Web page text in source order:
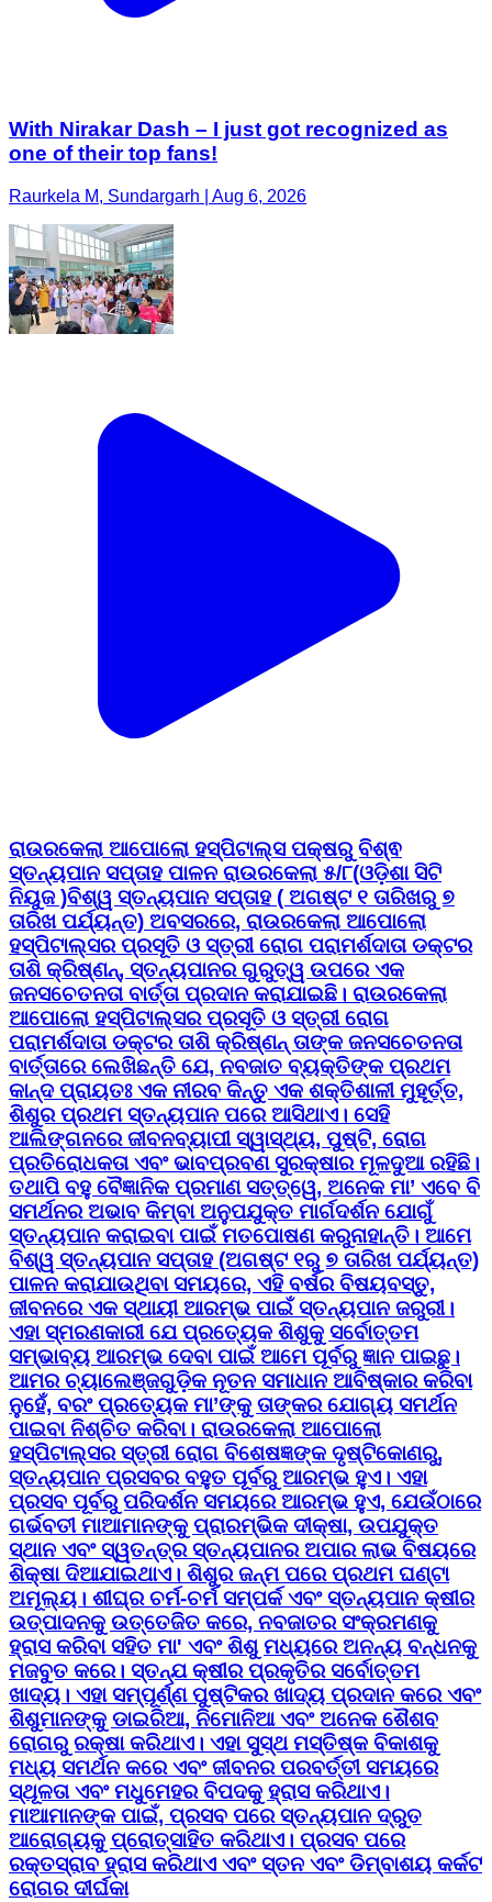
With Nirakar Dash – I just got recognized as
one of their top fans!
Raurkela M, Sundargarh | Aug 6, 2026
ରାଉରକେଲା ଆପୋଲୋ ହସ୍ପିଟାଲ୍ସ ପକ୍ଷରୁ ବିଶ୍ଵ
ସ୍ତନ୍ୟପାନ ସପ୍ତାହ ପାଳନ ରାଉରକେଲା ୫/୮(ଓଡ଼ିଶା ସିଟି
ନିୟୁଜ )ବିଶ୍ୱ ସ୍ତନ୍ୟପାନ ସପ୍ତାହ ( ଅଗଷ୍ଟ ୧ ତାରିଖରୁ ୭
ତାରିଖ ପର୍ଯ୍ୟନ୍ତ) ଅବସରରେ, ରାଉରକେଲା ଆପୋଲୋ
ହସ୍ପିଟାଲ୍ସର ପ୍ରସୂତି ଓ ସ୍ତ୍ରୀ ରୋଗ ପରାମର୍ଶଦାତା ଡକ୍ଟର
ତାଶି କ୍ରିଷ୍ଣନ୍, ସ୍ତନ୍ୟପାନର ଗୁରୁତ୍ୱ ଉପରେ ଏକ
ଜନସଚେତନତା ବାର୍ତ୍ତା ପ୍ରଦାନ କରାଯାଇଛି। ରାଉରକେଲା
ଆପୋଲୋ ହସ୍ପିଟାଲ୍ସର ପ୍ରସୂତି ଓ ସ୍ତ୍ରୀ ରୋଗ
ପରାମର୍ଶଦାତା ଡକ୍ଟର ତାଶି କ୍ରିଷ୍ଣନ୍ ତାଙ୍କ ଜନସଚେତନତା
ବାର୍ତ୍ତାରେ ଲେଖିଛନ୍ତି ଯେ, ନବଜାତ ବ୍ୟକ୍ତିଙ୍କ ପ୍ରଥମ
କାନ୍ଦ ପ୍ରାୟତଃ ଏକ ନୀରବ କିନ୍ତୁ ଏକ ଶକ୍ତିଶାଳୀ ମୁହୂର୍ତ୍ତ,
ଶିଶୁର ପ୍ରଥମ ସ୍ତନ୍ୟପାନ ପରେ ଆସିଥାଏ। ସେହି
ଆଲିଙ୍ଗନରେ ଜୀବନବ୍ୟାପୀ ସ୍ୱାସ୍ଥ୍ୟ, ପୁଷ୍ଟି, ରୋଗ
ପ୍ରତିରୋଧକତା ଏବଂ ଭାବପ୍ରବଣ ସୁରକ୍ଷାର ମୂଳଦୁଆ ରହିଛି।
ତଥାପି ବହୁ ବୈଜ୍ଞାନିକ ପ୍ରମାଣ ସତ୍ତ୍ୱେ, ଅନେକ ମା’ ଏବେ ବି
ସମର୍ଥନର ଅଭାବ କିମ୍ବା ଅନୁପଯୁକ୍ତ ମାର୍ଗଦର୍ଶନ ଯୋଗୁଁ
ସ୍ତନ୍ୟପାନ କରାଇବା ପାଇଁ ମତପୋଷଣ କରୁନାହାନ୍ତି। ଆମେ
ବିଶ୍ୱ ସ୍ତନ୍ୟପାନ ସପ୍ତାହ (ଅଗଷ୍ଟ ୧ରୁ ୭ ତାରିଖ ପର୍ଯ୍ୟନ୍ତ)
ପାଳନ କରାଯାଉଥିବା ସମୟରେ, ଏହି ବର୍ଷର ବିଷୟବସ୍ତୁ,
ଜୀବନରେ ଏକ ସ୍ଥାୟୀ ଆରମ୍ଭ ପାଇଁ ସ୍ତନ୍ୟପାନ ଜରୁରୀ।
ଏହା ସ୍ମରଣକାରୀ ଯେ ପ୍ରତ୍ୟେକ ଶିଶୁକୁ ସର୍ବୋତ୍ତମ
ସମ୍ଭାବ୍ୟ ଆରମ୍ଭ ଦେବା ପାଇଁ ଆମେ ପୂର୍ବରୁ ଜ୍ଞାନ ପାଇଛୁ।
ଆମର ଚ୍ୟାଲେଞ୍ଜଗୁଡ଼ିକ ନୂତନ ସମାଧାନ ଆବିଷ୍କାର କରିବା
ନୁହେଁ, ବରଂ ପ୍ରତ୍ୟେକ ମା’ଙ୍କୁ ତାଙ୍କର ଯୋଗ୍ୟ ସମର୍ଥନ
ପାଇବା ନିଶ୍ଚିତ କରିବା। ରାଉରକେଲା ଆପୋଲୋ
ହସ୍ପିଟାଲ୍ସର ସ୍ତ୍ରୀ ରୋଗ ବିଶେଷଜ୍ଞଙ୍କ ଦୃଷ୍ଟିକୋଣରୁ,
ସ୍ତନ୍ୟପାନ ପ୍ରସବର ବହୁତ ପୂର୍ବରୁ ଆରମ୍ଭ ହୁଏ। ଏହା
ପ୍ରସବ ପୂର୍ବରୁ ପରିଦର୍ଶନ ସମୟରେ ଆରମ୍ଭ ହୁଏ, ଯେଉଁଠାରେ
ଗର୍ଭବତୀ ମାଆମାନଙ୍କୁ ପ୍ରାରମ୍ଭିକ ଦୀକ୍ଷା, ଉପଯୁକ୍ତ
ସ୍ଥାନ ଏବଂ ସ୍ୱତନ୍ତ୍ର ସ୍ତନ୍ୟପାନର ଅପାର ଲାଭ ବିଷୟରେ
ଶିକ୍ଷା ଦିଆଯାଇଥାଏ। ଶିଶୁର ଜନ୍ମ ପରେ ପ୍ରଥମ ଘଣ୍ଟା
ଅମୂଲ୍ୟ। ଶୀଘ୍ର ଚର୍ମ-ଚର୍ମ ସମ୍ପର୍କ ଏବଂ ସ୍ତନ୍ୟପାନ କ୍ଷୀର
ଉତ୍ପାଦନକୁ ଉତ୍ତେଜିତ କରେ, ନବଜାତର ସଂକ୍ରମଣକୁ
ହ୍ରାସ କରିବା ସହିତ ମା' ଏବଂ ଶିଶୁ ମଧ୍ୟରେ ଅନନ୍ୟ ବନ୍ଧନକୁ
ମଜବୁତ କରେ। ସ୍ତନ୍ଯ କ୍ଷୀର ପ୍ରକୃତିର ସର୍ବୋତ୍ତମ
ଖାଦ୍ୟ। ଏହା ସମ୍ପୂର୍ଣ୍ଣ ପୁଷ୍ଟିକର ଖାଦ୍ୟ ପ୍ରଦାନ କରେ ଏବଂ
ଶିଶୁମାନଙ୍କୁ ଡାଇରିଆ, ନିମୋନିଆ ଏବଂ ଅନେକ ଶୈଶବ
ରୋଗରୁ ରକ୍ଷା କରିଥାଏ। ଏହା ସୁସ୍ଥ ମସ୍ତିଷ୍କ ବିକାଶକୁ
ମଧ୍ୟ ସମର୍ଥନ କରେ ଏବଂ ଜୀବନର ପରବର୍ତ୍ତୀ ସମୟରେ
ସ୍ଥୂଳତା ଏବଂ ମଧୁମେହର ବିପଦକୁ ହ୍ରାସ କରିଥାଏ।
ମାଆମାନଙ୍କ ପାଇଁ, ପ୍ରସବ ପରେ ସ୍ତନ୍ୟପାନ ଦ୍ରୁତ
ଆରୋଗ୍ୟକୁ ପ୍ରୋତ୍ସାହିତ କରିଥାଏ। ପ୍ରସବ ପରେ
ରକ୍ତସ୍ରାବ ହ୍ରାସ କରିଥାଏ ଏବଂ ସ୍ତନ ଏବଂ ଡିମ୍ବାଶୟ କର୍କଟ
ରୋଗର ଦୀର୍ଘକା